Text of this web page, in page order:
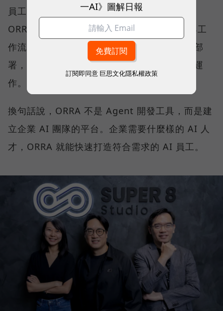
員工的權責範圍、日常工作內容及角色定義，
ORRA 就會生成一個已經設定好角色、權限與工
作流程的 AI 員工，並於半小時內完成調校與部
署，且每位 AI 員工都能在相同的治理框架下運
作。
換句話說，ORRA 不是 Agent 開發工具，而是建
立企業 AI 團隊的平台。企業需要什麼樣的 AI 人
才，ORRA 就能快速打造符合需求的 AI 員工。
一AI》圖解日報
訂閱即同意 巨思文化隱私權政策